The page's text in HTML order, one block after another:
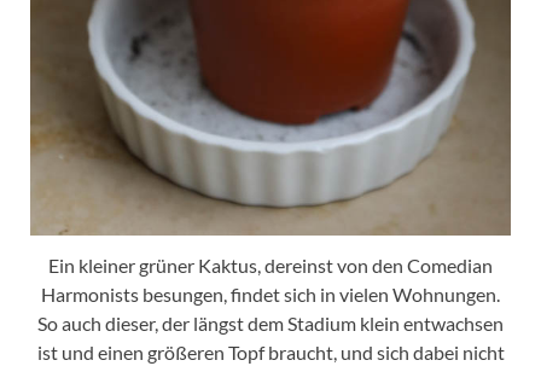
Ein kleiner grüner Kaktus, dereinst von den Comedian
Harmonists besungen, findet sich in vielen Wohnungen.
So auch dieser, der längst dem Stadium klein entwachsen
ist und einen größeren Topf braucht, und sich dabei nicht